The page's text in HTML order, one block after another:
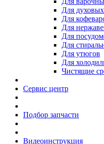
Для
Для
Для
Для
Для
Для утюгов
Для
Чистящие
Сервис центр
Подбор запчасти
Видеоинструкция